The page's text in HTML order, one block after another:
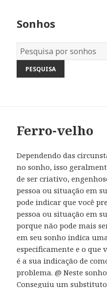
Sonhos
Dicionário
dos
Sonhos:
Ferro-velho
Dependendo das
no sonho, isso
de ser criativo,
pessoa ou situação em
pode indicar que você
pessoa ou situação em
porque não pode mais
em seu sonho indica
especificamente e o que
é a sua indicação de
problema. @ Neste
Conseguiu um